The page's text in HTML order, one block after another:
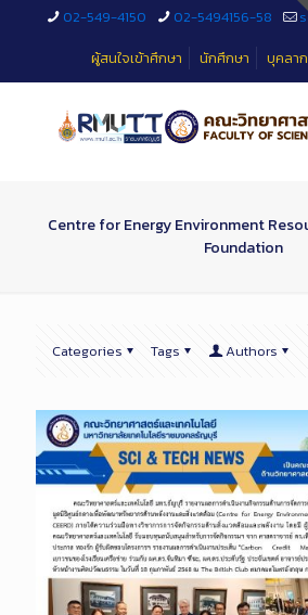
02-549-4150 02-5494156-58
ผู้สนใจเข้าศึกษา
นักศึกษา บุคลา
Centre for Energy Environment
Foundation
Categories Tags Authors